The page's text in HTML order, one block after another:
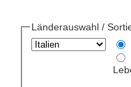
Länderauswahl /